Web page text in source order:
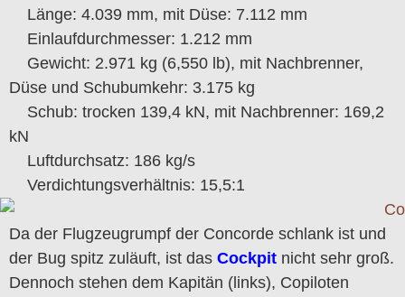
Länge: 4.039 mm, mit Düse: 7.112 mm
Einlaufdurchmesser: 1.212 mm
Gewicht: 2.971 kg (6,550 lb), mit Nachbrenner,
Düse und Schubumkehr: 3.175 kg
Schub: trocken 139,4 kN, mit Nachbrenner: 169,2
kN
Luftdurchsatz: 186 kg/s
Verdichtungsverhältnis: 15,5:1
Da der Flugzeugrumpf der Concorde schlank ist und
der Bug spitz zuläuft, ist das Cockpit nicht sehr groß.
Dennoch stehen dem Kapitän (links), Copiloten